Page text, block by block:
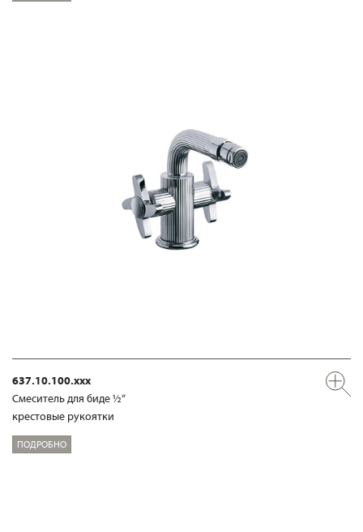
637.10.100.xxx
Смеситель для биде ½“
крестовые рукоятки
ПОДРОБНО